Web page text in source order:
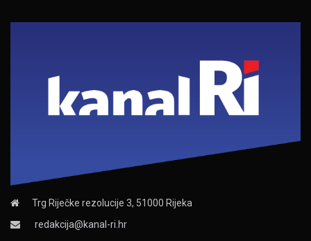
Trg Riječke rezolucije 3, 51000 Rijeka
redakcija@kanal-ri.hr